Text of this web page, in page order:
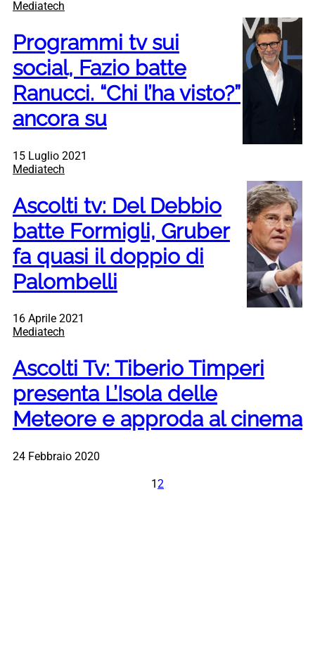
Mediatech
Programmi tv sui
social, Fazio batte
Ranucci. “Chi l’ha visto?”
ancora su
15 Luglio 2021
Mediatech
Ascolti tv: Del Debbio
batte Formigli, Gruber
fa quasi il doppio di
Palombelli
16 Aprile 2021
Mediatech
Ascolti Tv: Tiberio Timperi
presenta L’Isola delle
Meteore e approda al cinema
24 Febbraio 2020
1 2